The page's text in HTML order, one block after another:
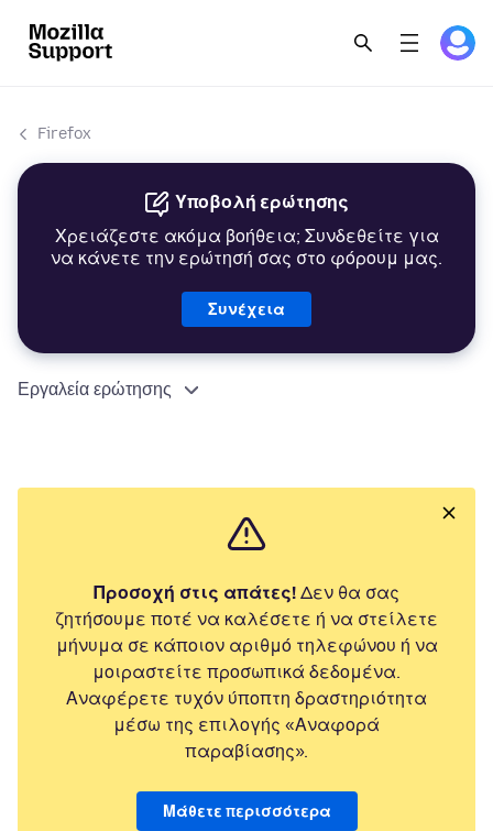
Firefox
Υποβολή ερώτησης
Χρειάζεστε ακόμα βοήθεια; Συνδεθείτε για
να κάνετε την ερώτησή σας στο φόρουμ μας.
Συνέχεια
Εργαλεία ερώτησης
Προσοχή στις απάτες! Δεν θα σας
ζητήσουμε ποτέ να καλέσετε ή να στείλετε
μήνυμα σε κάποιον αριθμό τηλεφώνου ή να
μοιραστείτε προσωπικά δεδομένα.
Αναφέρετε τυχόν ύποπτη δραστηριότητα
μέσω της επιλογής «Αναφορά
παραβίασης».
Μάθετε περισσότερα